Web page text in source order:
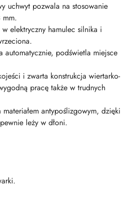
uchwyt pozwala na stosowanie
mm.
elektryczny hamulec silnika i
automatycznie, podświetla miejsce
i zwarta konstrukcja wiertarko-
pracę także w trudnych
materiałem antypoślizgowym, dzięki
leży w dłoni.